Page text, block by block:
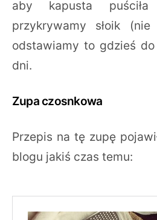
aby kapusta
przykrywamy słoik
odstawiamy to gdzieś
dni.
Zupa czosnkowa
Przepis na tę zupę
blogu jakiś czas temu: